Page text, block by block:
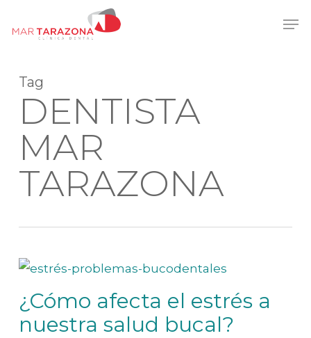
Tag
DENTISTA
MAR
TARAZONA
¿Cómo afecta el estrés a
nuestra salud bucal?